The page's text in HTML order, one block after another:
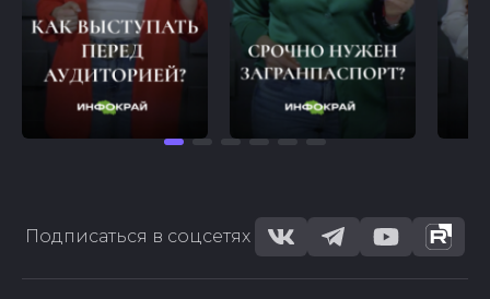
Подписаться в соцсетях